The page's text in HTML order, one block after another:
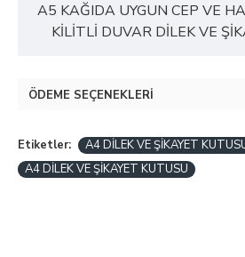
A5 KAĞIDA UYGUN CEP VE
KİLİTLİ DUVAR DİLEK VE
ÖDEME SEÇENEKLERI
Etiketler: A4 DİLEK VE ŞİKAYET
A4 DİLEK VE ŞİKAYET KUTUSU